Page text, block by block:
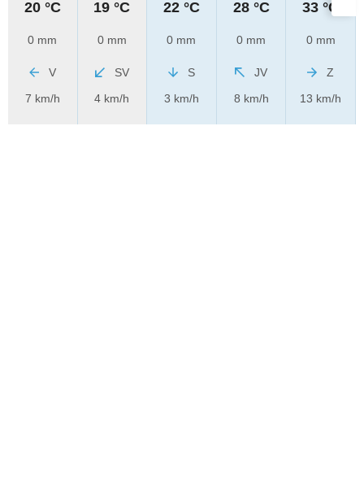
20 °C
0 mm
V
7 km/h
19 °C
0 mm
SV
4 km/h
22 °C
0 mm
S
3 km/h
28 °C
0 mm
JV
8 km/h
33 °C
0 mm
Z
13 km/h